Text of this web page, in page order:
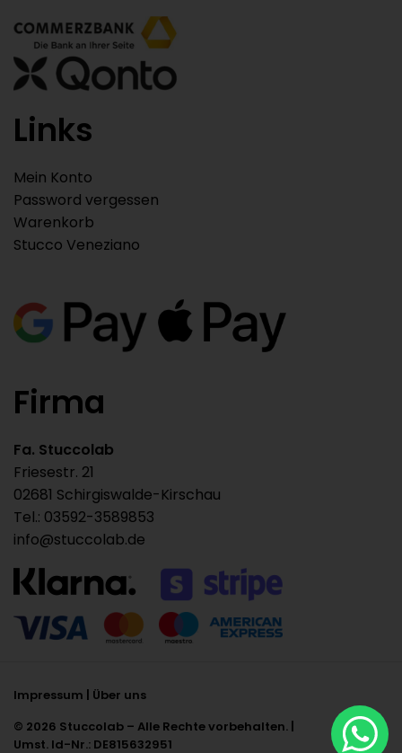
Links
Mein Konto
Password vergessen
Warenkorb
Stucco Veneziano
Firma
Fa. Stuccolab
Friesestr. 21
02681 Schirgiswalde-Kirschau
Tel.: 03592-3589853
info@stuccolab.de
Impressum | Über uns
© 2026 Stuccolab – Alle Rechte vorbehalten. |
Umst. Id-Nr.: DE815632951